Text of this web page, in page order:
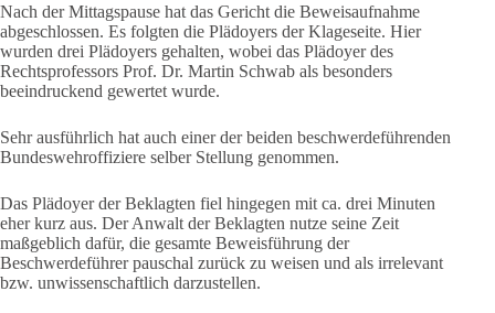
Nach der Mittagspause hat das Gericht die Beweisaufnahme
abgeschlossen. Es folgten die Plädoyers der Klageseite. Hier
wurden drei Plädoyers gehalten, wobei das Plädoyer des
Rechtsprofessors Prof. Dr. Martin Schwab als besonders
beeindruckend gewertet wurde.
Sehr ausführlich hat auch einer der beiden beschwerdeführenden
Bundeswehroffiziere selber Stellung genommen.
Das Plädoyer der Beklagten fiel hingegen mit ca. drei Minuten
eher kurz aus. Der Anwalt der Beklagten nutze seine Zeit
maßgeblich dafür, die gesamte Beweisführung der
Beschwerdeführer pauschal zurück zu weisen und als irrelevant
bzw. unwissenschaftlich darzustellen.